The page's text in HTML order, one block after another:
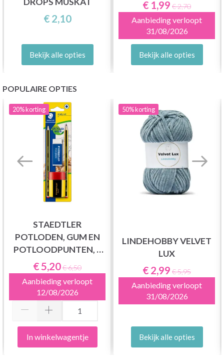
€ 2,10
Bekijk alle opties
€ 1,99 € 2,70
Aanbieding verloopt
31/08/2026
Bekijk alle opties
POPULAIRE OPTIES
20%korting
STAEDTLER
POTLODEN, GUM EN
POTLOODPUNTEN, 4
STUKS
€ 5,20€ 6,50
Aanbieding verloopt
12/08/2026
In winkelwagentje
50%korting
LINDEHOBBY VELVET
LUX
€ 2,99 € 5,95
Aanbieding verloopt
31/08/2026
Bekijk alle opties